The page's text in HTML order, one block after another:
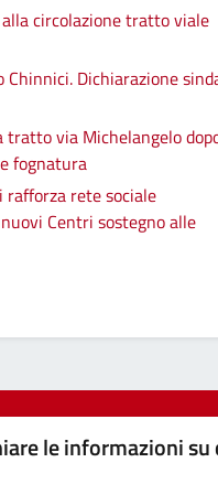
circolazione tratto viale
Chinnici. Dichiarazione
tratto via Michelangelo
fognatura
rafforza rete sociale
Centri sostegno alle
le informazioni su